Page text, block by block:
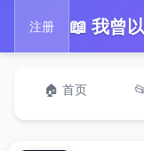
注册
🏠 首页